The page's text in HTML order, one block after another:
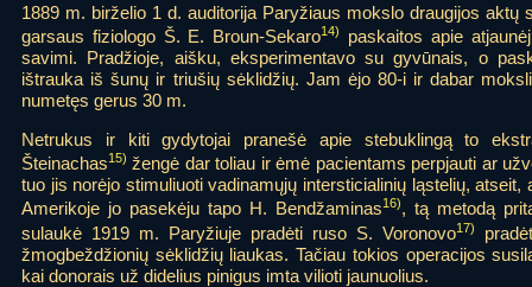
1889 m. birželio 1 d. auditorija Paryžiaus mokslo draugijos aktų
garsaus fiziologo Š. E. Broun-Sekaro14)
paskaitos apie
savimi. Pradžioje, aišku, eksperimentavo su gyvūnais, o
ištrauka iš šunų ir triušių sėklidžių. Jam ėjo 80-i ir dabar
numetęs gerus 30 m.
Netrukus ir kiti gydytojai pranešė apie stebuklingą to
Šteinachas15) žengė dar toliau ir ėmė pacientams perpjauti ar
tuo jis norėjo stimuliuoti vadinamųjų intersticialinių ląstelių,
Amerikoje jo pasekėju tapo H. Bendžaminas16), tą metodą
sulaukė 1919 m. Paryžiuje pradėti ruso S. Voronovo17)
žmogbeždžionių sėklidžių liaukas. Tačiau tokios operacijos
kai donorais už didelius pinigus imta vilioti jaunuolius.